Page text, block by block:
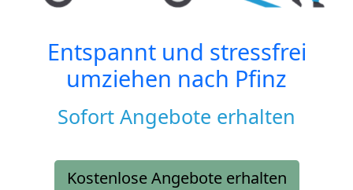
Entspannt und stressfrei
umziehen nach Pfinz
Sofort Angebote erhalten
Kostenlose Angebote erhalten